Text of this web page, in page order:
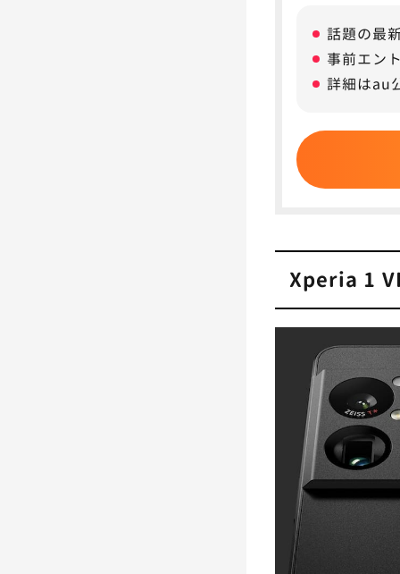
Xperia
Xperia
プがお
話題の最
事前エン
詳細はau
Xperia 1